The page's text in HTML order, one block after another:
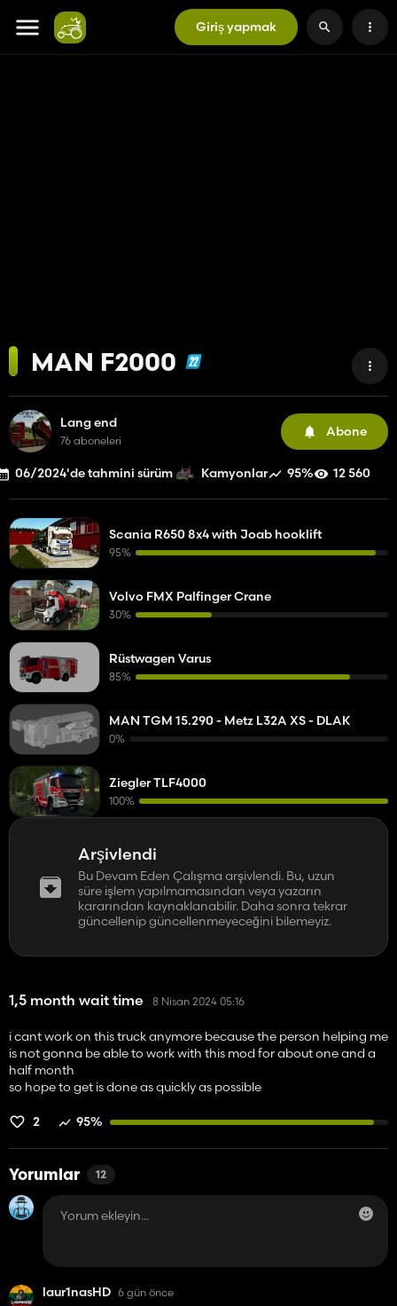
Giriş yapmak
MAN F2000
Lang end
76 aboneleri
Abone
06/2024'de tahmini sürüm Kamyonlar 95% 12 560
Arşivlendi
Bu Devam Eden Çalışma arşivlendi. Bu, uzun
süre işlem yapılmamasından veya yazarın
kararından kaynaklanabilir. Daha sonra tekrar
güncellenip güncellenmeyeceğini bilemeyiz.
1,5 month wait time 8 Nisan 2024 05:16
i cant work on this truck anymore because the person helping me
is not gonna be able to work with this mod for about one and a
half month
so hope to get is done as quickly as possible
2 95%
Yorumlar 12
laur1nasHD 6 gün önce
Scania R650 8x4 with Joab hooklift
95%
Volvo FMX Palfinger Crane
30%
Rüstwagen Varus
85%
MAN TGM 15.290 - Metz L32A XS - DLAK
0%
Ziegler TLF4000
100%